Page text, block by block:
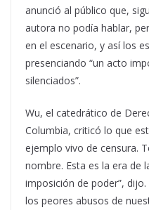
anunció al público que,
autora no podía hablar,
en el escenario, y así los
presenciando “un acto
silenciados”.
Wu, el catedrático de
Columbia, criticó lo que
ejemplo vivo de censura.
nombre. Esta es la era de
imposición de poder”,
los peores abusos de